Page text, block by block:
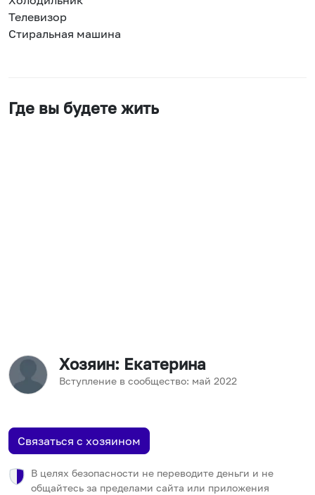
Телевизор
Стиральная машина
Где вы будете жить
Хозяин: Екатерина
Вступление в сообщество: май 2022
Связаться с хозяином
В целях безопасности не переводите деньги и не
общайтесь за пределами сайта или приложения